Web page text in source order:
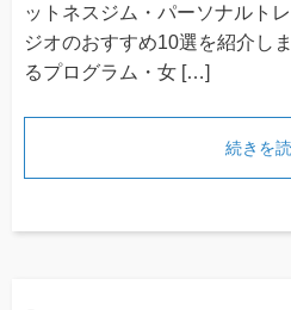
ットネスジム・パーソナルト
ジオのおすすめ10選を紹介し
るプログラム・女 […]
続きを